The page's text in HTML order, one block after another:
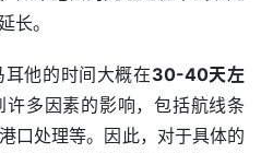
长。
他的时间大概在30-40天左
多因素的影响，包括航线条
口处理等。因此，对于具体的